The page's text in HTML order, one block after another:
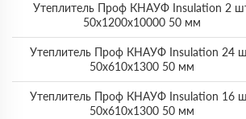
Утеплитель Проф КНАУФ Insulation 2
50х1200х10000 50 мм
Утеплитель Проф КНАУФ Insulation 24
50х610х1300 50 мм
Утеплитель Проф КНАУФ Insulation 16
50х610х1300 50 мм